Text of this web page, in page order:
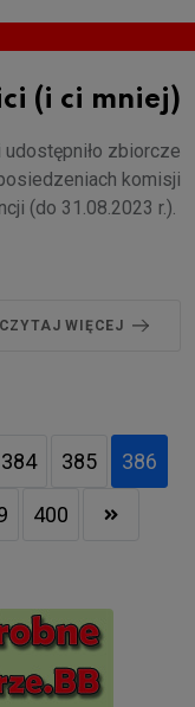
(i ci mniej)
zbiorcze
komisji
(do 31.08.2023 r.).
CZYTAJ WIĘCEJ
384 385 386
400